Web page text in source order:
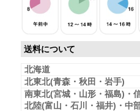
送料について
北海道
北東北(青森・秋田・岩手)
南東北(宮城・山形・福島)・
北陸(富山・石川・福井)・中